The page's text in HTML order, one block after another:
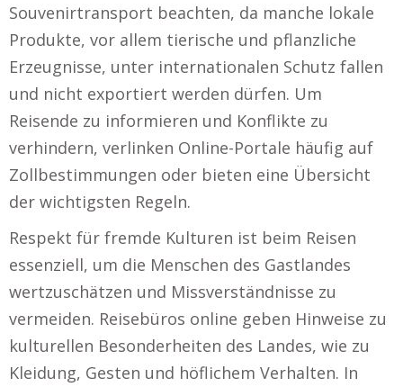
Souvenirtransport beachten, da manche lokale
Produkte, vor allem tierische und pflanzliche
Erzeugnisse, unter internationalen Schutz fallen
und nicht exportiert werden dürfen. Um
Reisende zu informieren und Konflikte zu
verhindern, verlinken Online-Portale häufig auf
Zollbestimmungen oder bieten eine Übersicht
der wichtigsten Regeln.
Respekt für fremde Kulturen ist beim Reisen
essenziell, um die Menschen des Gastlandes
wertzuschätzen und Missverständnisse zu
vermeiden. Reisebüros online geben Hinweise zu
kulturellen Besonderheiten des Landes, wie zu
Kleidung, Gesten und höflichem Verhalten. In